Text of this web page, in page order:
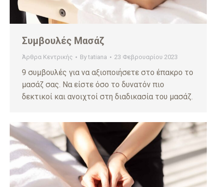
Συμβουλές Μασάζ
Άρθρα Κεντρικής Bytatiana 23 Φεβρουαρίου 2023
9 συμβουλές για να αξιοποιήσετε στο έπακρο το
μασάζ σας. Να είστε όσο το δυνατόν πιο
δεκτικοί και ανοιχτοί στη διαδικασία του μασάζ.